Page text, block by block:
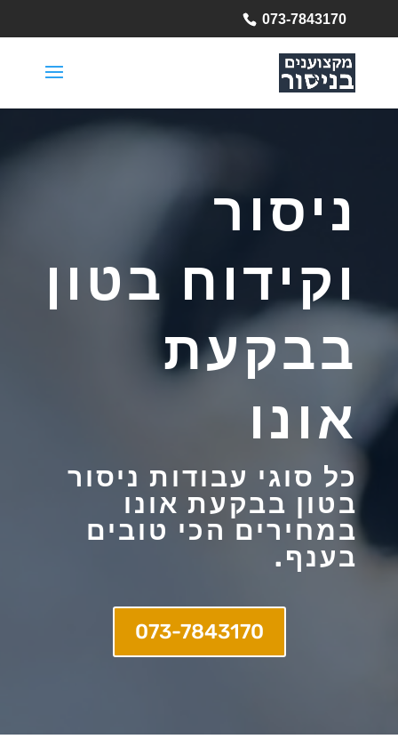
073-7843170
ניסור
וקידוח בטון
בבקעת
אונו
כל סוגי עבודות ניסור
בטון בבקעת אונו
במחירים הכי טובים
בענף.
073-7843170